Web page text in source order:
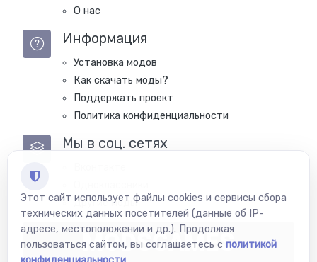
О нас
Информация
Установка модов
Как скачать моды?
Поддержать проект
Политика конфиденциальности
Мы в соц. сетях
Другие моды
MODSGAMES
Этот сайт использует файлы cookies и сервисы сбора
технических данных посетителей (данные об IP-
адресе, местоположении и др.). Продолжая
пользоваться сайтом, вы соглашаетесь с политикой